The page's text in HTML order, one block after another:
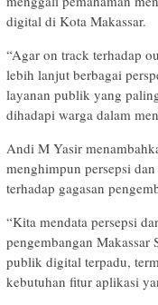
digital di Kota Makassar.
“Agar on track terhadap
lebih lanjut berbagai
layanan publik yang
dihadapi warga dalam
Andi M Yasir
menghimpun persepsi
terhadap gagasan
“Kita mendata persepsi
pengembangan Makassar
publik digital terpadu,
kebutuhan fitur aplikasi